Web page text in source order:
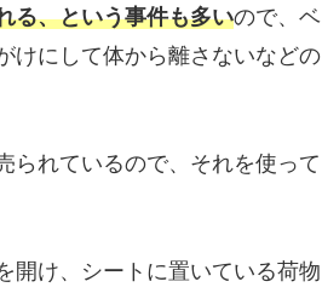
る、という事件も多いので、ベ
けにして体から離さないなどの
られているので、それを使って
開け、シートに置いている荷物